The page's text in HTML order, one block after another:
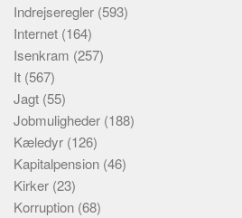
Indrejseregler (593)
Internet (164)
Isenkram (257)
It (567)
Jagt (55)
Jobmuligheder (188)
Kæledyr (126)
Kapitalpension (46)
Kirker (23)
Korruption (68)